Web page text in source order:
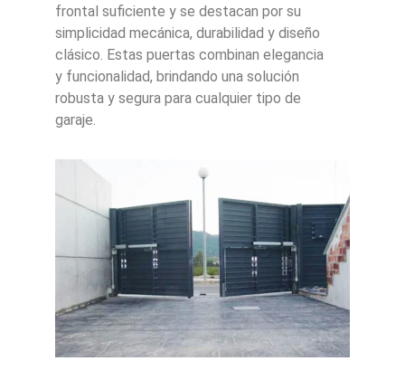
frontal suficiente y se destacan por su
simplicidad mecánica, durabilidad y diseño
clásico. Estas puertas combinan elegancia
y funcionalidad, brindando una solución
robusta y segura para cualquier tipo de
garaje.